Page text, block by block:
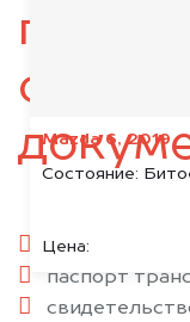
Mazda 6, 2019
Состояние:
Цена:
паспорт
паспорт